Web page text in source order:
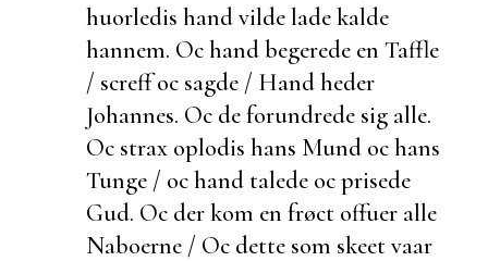
huorledis hand vilde lade kalde
hannem. Oc hand begerede en Taffle
/ screff oc sagde / Hand heder
Johannes. Oc de forundrede sig alle.
Oc strax oplodis hans Mund oc hans
Tunge / oc hand talede oc prisede
Gud. Oc der kom en frøct offuer alle
Naboerne / Oc dette som skeet vaar